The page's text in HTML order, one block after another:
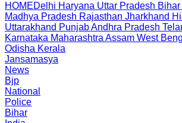
HOMEDelhi Haryana Uttar Pradesh Bihar
Madhya Pradesh Rajasthan Jharkhand
Uttarakhand PunjabAndhra Pradesh
Karnataka Maharashtra Assam West
Odisha Kerala
Jansamasya
News
Bjp
National
Police
Bihar